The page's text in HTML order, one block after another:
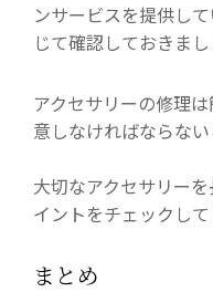
ンサービスを提供し
じて確認しておきまし
アクセサリーの修理
意しなければならない
大切なアクセサリー
イントをチェックして
まとめ